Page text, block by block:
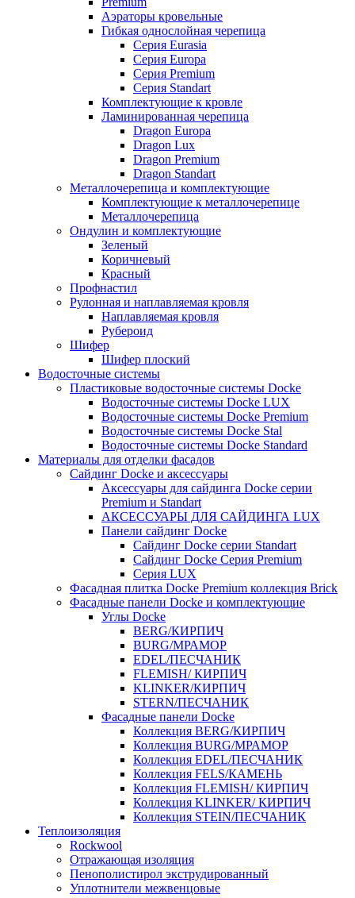
Аэраторы кровельные
Гибкая однослойная черепица
Серия Eurasia
Серия Europa
Серия Premium
Серия Standart
Комплектующие к кровле
Ламинированная черепица
Dragon Europa
Dragon Lux
Dragon Premium
Dragon Standart
Металлочерепица и комплектующие
Комплектующие к металлочерепице
Металлочерепица
Ондулин и комплектующие
Зеленый
Коричневый
Красный
Профнастил
Рулонная и наплавляемая кровля
Наплавляемая кровля
Рубероид
Шифер
Шифер плоский
Водосточные системы
Пластиковые водосточные системы Docke
Водосточные системы Docke LUX
Водосточные системы Docke Premium
Водосточные системы Docke Stal
Водосточные системы Docke Standard
Материалы для отделки фасадов
Сайдинг Docke и аксессуары
Аксессуары для сайдинга Docke серии
Premium и Standart
АКСЕССУАРЫ ДЛЯ САЙДИНГА LUX
Панели сайдинг Docke
Cайдинг Docke серии Standart
Сайдинг Docke Серия Premium
Серия LUX
Фасадная плитка Docke Premium коллекция Brick
Фасадные панели Docke и комплектующие
Углы Docke
BERG/КИРПИЧ
BURG/МРАМОР
EDEL/ПЕСЧАНИК
FLEMISH/ КИРПИЧ
KLINKER/КИРПИЧ
STERN/ПЕСЧАНИК
Фасадные панели Docke
Коллекция BERG/КИРПИЧ
Коллекция BURG/МРАМОР
Коллекция EDEL/ПЕСЧАНИК
Коллекция FELS/КАМЕНЬ
Коллекция FLEMISH/ КИРПИЧ
Коллекция KLINKER/ КИРПИЧ
Коллекция STEIN/ПЕСЧАНИК
Теплоизоляция
Rockwool
Отражающая изоляция
Пенополистирол экструдированный
Уплотнители межвенцовые